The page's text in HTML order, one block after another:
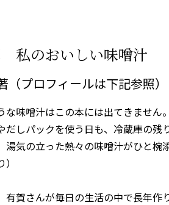
私のおいしい味噌汁
（プロフィールは下記参照）
な味噌汁はこの本には出てきません。
だしパックを使う日も、冷蔵庫の残
湯気の立った熱々の味噌汁がひと椀
有賀さんが毎日の生活の中で長年